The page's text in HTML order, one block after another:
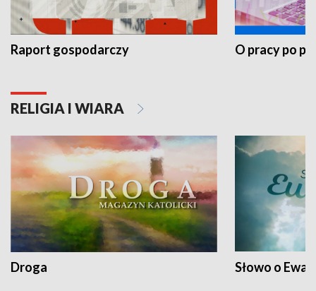
Raport gospodarczy O pracy po
RELIGIA I WIARA
Droga Słowo o